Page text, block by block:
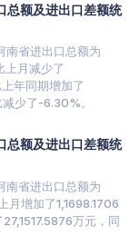
额及进出口差额统
省进出口总额为
月减少了
年同期增加了
少了-6.30%。
额及进出口差额统
省进出口总额为
月增加了1,1698.1706
万元，同